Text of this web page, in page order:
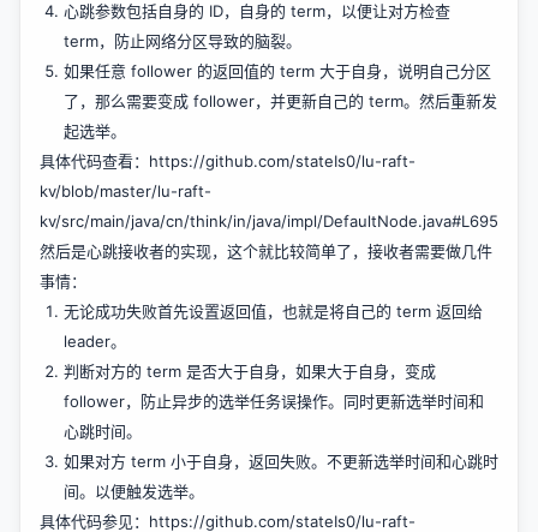
心跳参数包括自身的 ID，自身的 term，以便让对方检查
term，防止网络分区导致的脑裂。
如果任意 follower 的返回值的 term 大于自身，说明自己分区
了，那么需要变成 follower，并更新自己的 term。然后重新发
起选举。
具体代码查看： https://github.com/stateIs0/lu-raft-
kv/blob/master/lu-raft-
kv/src/main/java/cn/think/in/java/impl/DefaultNode.java#L695
然后是心跳接收者的实现，这个就比较简单了，接收者需要做几件
事情：
无论成功失败首先设置返回值，也就是将自己的 term 返回给
leader。
判断对方的 term 是否大于自身，如果大于自身，变成
follower，防止异步的选举任务误操作。同时更新选举时间和
心跳时间。
如果对方 term 小于自身，返回失败。不更新选举时间和心跳时
间。以便触发选举。
具体代码参见： https://github.com/stateIs0/lu-raft-